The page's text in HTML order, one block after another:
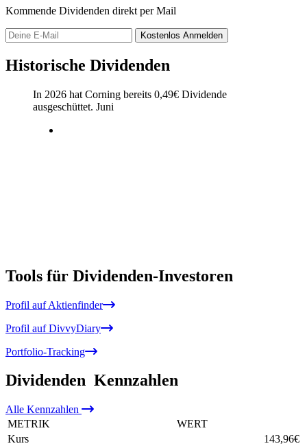
Kommende Dividenden direkt per Mail
Kostenlos Anmelden
Historische Dividenden
In 2026 hat Corning bereits 0,49€ Dividende
ausgeschüttet. Juni
Tools für Dividenden-Investoren
Profil auf Aktienfinder
Profil auf DivvyDiary
Portfolio-Tracking
Dividenden Kennzahlen
Alle Kennzahlen
METRIK
WERT
Kurs
143,96€